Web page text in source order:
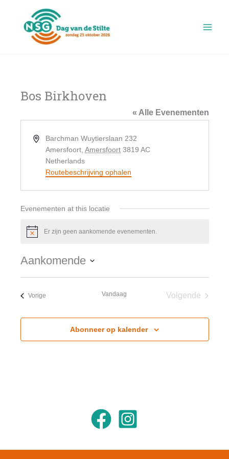
Bos Birkhoven
« Alle Evenementen
AdresBarchman Wuytierslaan 232
Amersfoort Amersfoort 3819 AC
Netherlands
Routebeschrijving ophalen
Evenementen at this locatie
BerichtEr zijn geen aankomende evenementen.
Aankomende
Selecteer
eenVorigeEvenementen Vandaag
Volgende
Abonneer op kalender